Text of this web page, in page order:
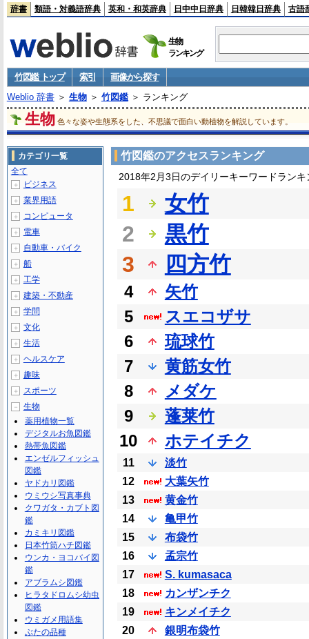
辞書 類語・対義語辞典 英和・和英辞典 日中中日辞典 日韓韓日辞典 古語
生物
ランキング
竹図鑑 トップ 索引
画像から探す
Weblio 辞書＞ 生物＞ 竹図鑑＞ ランキング
生物 色々な姿や生態系をした、不思議で面白い動植物を解説しています。
竹図鑑のアクセスランキング
2018年2月3日のデイリーキーワードランキ
1
女竹
2
黒竹
3
四方竹
4
矢竹
5
スエコザサ
6
琉球竹
7
黄筋女竹
8
メダケ
9
蓬莱竹
10
ホテイチク
11
淡竹
12
大葉矢竹
13
黄金竹
14
亀甲竹
15
布袋竹
16
孟宗竹
17
S. kumasaca
18
カンザンチク
19
キンメイチク
20
銀明布袋竹
カテゴリ一覧
全て
＋ ビジネス
＋ 業界用語
＋ コンピュータ
＋ 電車
＋ 自動車・バイク
＋ 船
＋ 工学
＋ 建築・不動産
＋ 学問
＋ 文化
＋ 生活
＋ ヘルスケア
＋ 趣味
＋ スポーツ
－
生物
薬用植物一覧
デジタルお魚図鑑
熱帯魚図鑑
エンゼルフィッシュ
図鑑
ヤドカリ図鑑
ウミウシ写真事典
クワガタ・カブト図
鑑
カミキリ図鑑
日本竹筒ハチ図鑑
ウンカ・ヨコバイ図
鑑
アブラムシ図鑑
ヒラタドロムシ幼虫
図鑑
ウミガメ用語集
ぶたの品種